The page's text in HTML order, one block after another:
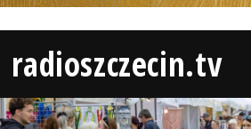
radioszczecin.tv